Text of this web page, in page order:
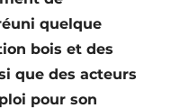
quelque
bois et des
que des acteurs
pour son